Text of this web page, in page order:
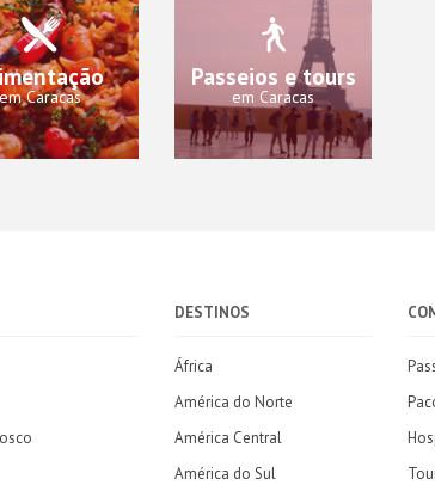
em Caracas
Passeios e tours
em Caracas
DESTINOS
África
América do Norte
América Central
América do Sul